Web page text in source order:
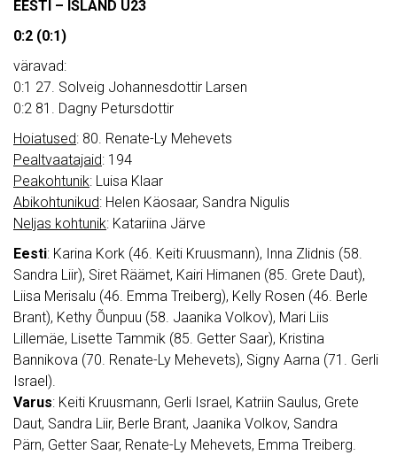
EESTI – ISLAND U23
0:2 (0:1)
väravad:
0:1 27. Solveig Johannesdottir Larsen
0:2 81. Dagny Petursdottir
Hoiatused: 80. Renate-Ly Mehevets
Pealtvaatajaid: 194
Peakohtunik: Luisa Klaar
Abikohtunikud: Helen Käosaar, Sandra Nigulis
Neljas kohtunik: Katariina Järve
Eesti: Karina Kork (46. Keiti Kruusmann), Inna Zlidnis (58.
Sandra Liir), Siret Räämet, Kairi Himanen (85. Grete Daut),
Liisa Merisalu (46. Emma Treiberg), Kelly Rosen (46. Berle
Brant), Kethy Õunpuu (58. Jaanika Volkov), Mari Liis
Lillemäe, Lisette Tammik (85. Getter Saar), Kristina
Bannikova (70. Renate-Ly Mehevets), Signy Aarna (71. Gerli
Israel).
Varus: Keiti Kruusmann, Gerli Israel, Katriin Saulus, Grete
Daut, Sandra Liir, Berle Brant, Jaanika Volkov, Sandra
Pärn, Getter Saar, Renate-Ly Mehevets, Emma Treiberg.